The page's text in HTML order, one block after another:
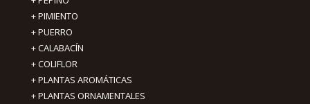
+PIMIENTO
+ PUERRO
+ CALABACÍN
+ COLIFLOR
+ PLANTAS AROMÁTICAS
+ PLANTAS ORNAMENTALES